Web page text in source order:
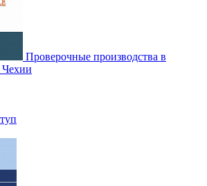
Проверочные производства в
Чехии